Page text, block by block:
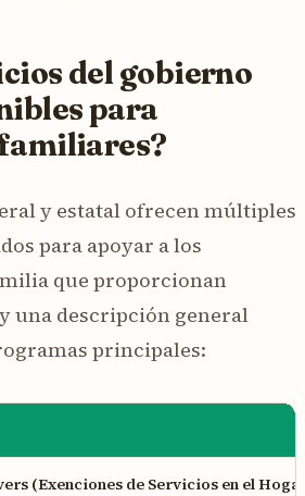
del gobierno
para
y estatal ofrecen múltiples
para apoyar a los
que proporcionan
una descripción general
principales:
(Exenciones de Servicios en el